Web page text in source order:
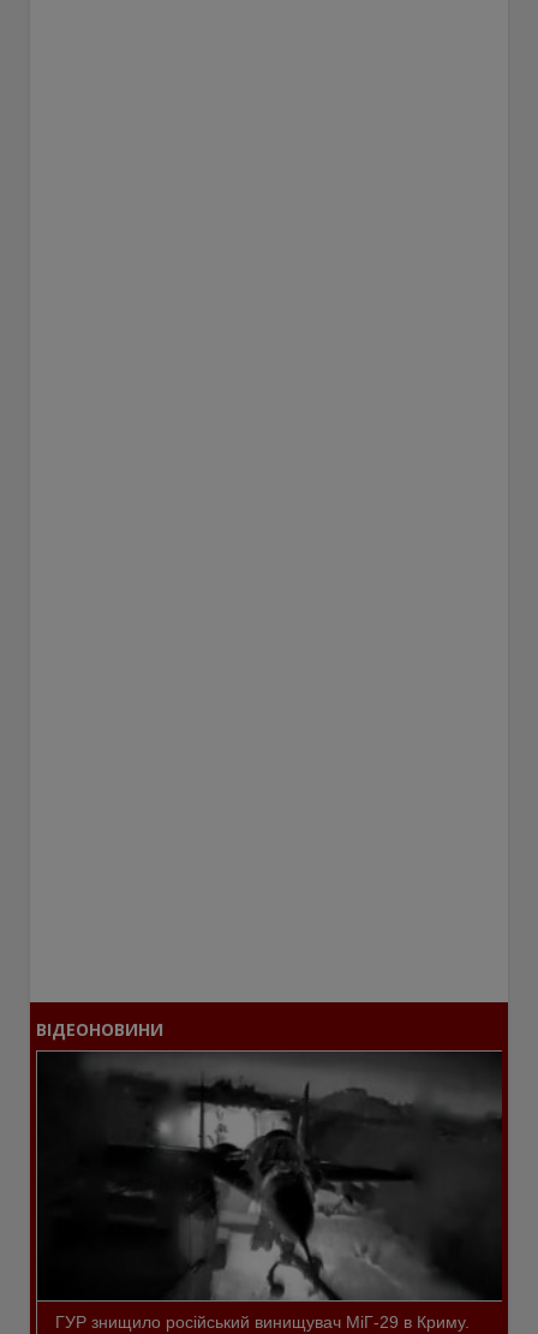
ВІДЕОНОВИНИ
ГУР знищило російський винищувач МіГ-29 в Криму.